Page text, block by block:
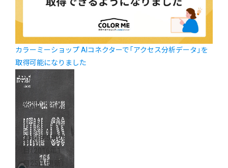
カラーミーショップ AIコネクターで「アクセス分析データ」を
取得可能になりました
2014年5月21
日 （2016年1
月25日 更新）